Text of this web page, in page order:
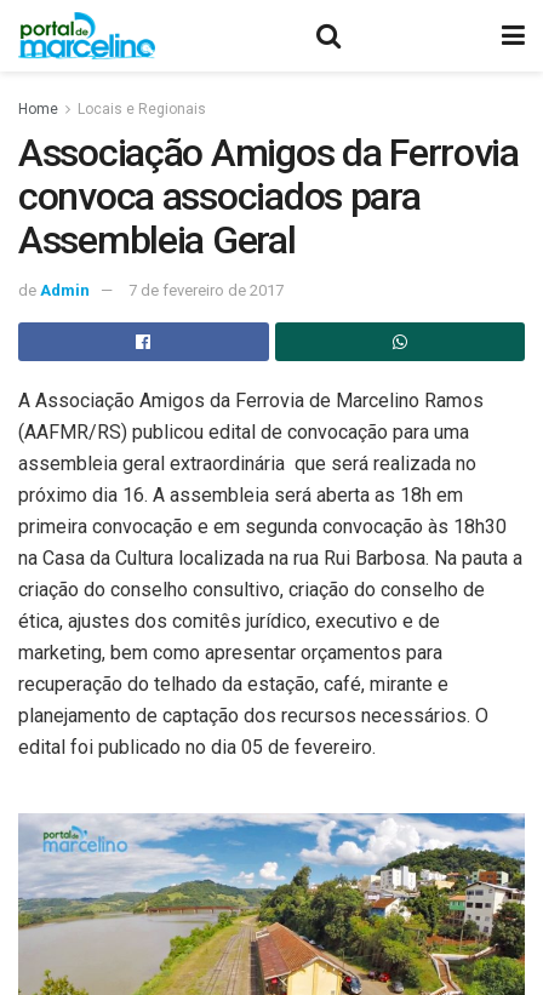
Home Locais e Regionais
Associação Amigos da Ferrovia
convoca associados para
Assembleia Geral
de Admin 7 de fevereiro de 2017
A Associação Amigos da Ferrovia de Marcelino Ramos
(AAFMR/RS) publicou edital de convocação para uma
assembleia geral extraordinária que será realizada no
próximo dia 16. A assembleia será aberta as 18h em
primeira convocação e em segunda convocação às 18h30
na Casa da Cultura localizada na rua Rui Barbosa. Na pauta a
criação do conselho consultivo, criação do conselho de
ética, ajustes dos comitês jurídico, executivo e de
marketing, bem como apresentar orçamentos para
recuperação do telhado da estação, café, mirante e
planejamento de captação dos recursos necessários. O
edital foi publicado no dia 05 de fevereiro.